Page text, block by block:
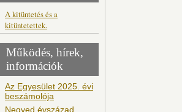
A kitüntetés és a
kitüntetettek.
Működés, hírek,
információk
Az Egyesület 2025. évi
beszámolója
Negyed évszázad